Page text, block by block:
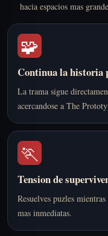
hacia espacios mas
🧩
Continua la historia
La trama sigue
acercandose a The
🏃
Tension de
Resuelves puzles
mas inmediatas.